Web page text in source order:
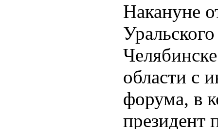
Накануне
области с
форума, в